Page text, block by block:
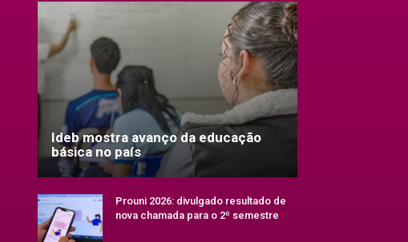
Ideb mostra avanço da educação
básica no país
Prouni 2026: divulgado resultado de
nova chamada para o 2º semestre